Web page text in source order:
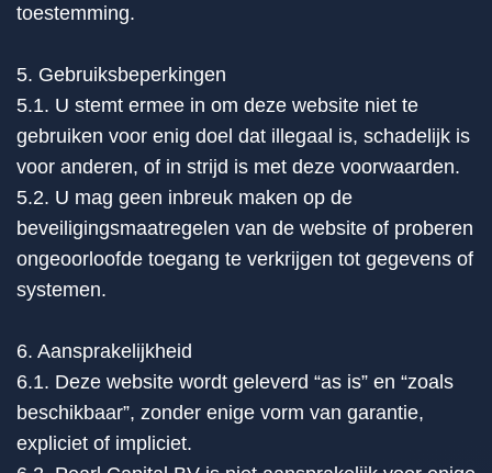
toestemming.
5. Gebruiksbeperkingen
5.1. U stemt ermee in om deze website niet te
gebruiken voor enig doel dat illegaal is, schadelijk is
voor anderen, of in strijd is met deze voorwaarden.
5.2. U mag geen inbreuk maken op de
beveiligingsmaatregelen van de website of proberen
ongeoorloofde toegang te verkrijgen tot gegevens of
systemen.
6. Aansprakelijkheid
6.1. Deze website wordt geleverd “as is” en “zoals
beschikbaar”, zonder enige vorm van garantie,
expliciet of impliciet.